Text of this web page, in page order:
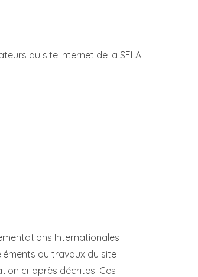
du site Internet de la SELAL
Internationales
ou travaux du site
ci-après décrites. Ces